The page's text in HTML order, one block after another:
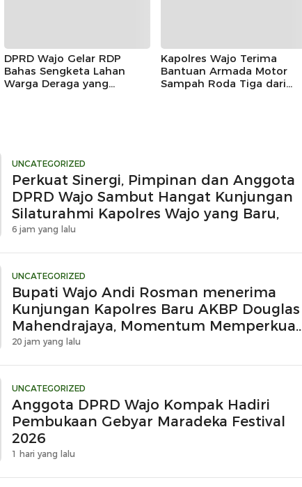
DPRD Wajo Gelar RDP
Bahas Sengketa Lahan
Warga Deraga yang
Kapolres Wajo Terima
Bantuan Armada Motor
Sampah Roda Tiga dari
UNCATEGORIZED
Perkuat Sinergi, Pimpinan dan Anggota
DPRD Wajo Sambut Hangat Kunjungan
Silaturahmi Kapolres Wajo yang Baru,
6 jam yang lalu
UNCATEGORIZED
Bupati Wajo Andi Rosman menerima
Kunjungan Kapolres Baru AKBP Douglas
Mahendrajaya, Momentum Memperkuat
Sinergi
20 jam yang lalu
UNCATEGORIZED
Anggota DPRD Wajo Kompak Hadiri
Pembukaan Gebyar Maradeka Festival
2026
1 hari yang lalu